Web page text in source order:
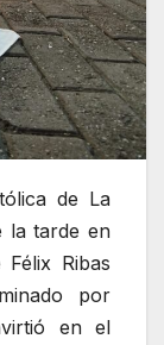
de La
la tarde en
Ribas
por
en el